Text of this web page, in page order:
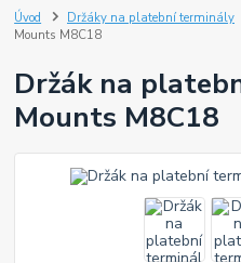
Úvod Držáky na platební terminály
Mounts M8C18
Držák na
Mounts M8C18